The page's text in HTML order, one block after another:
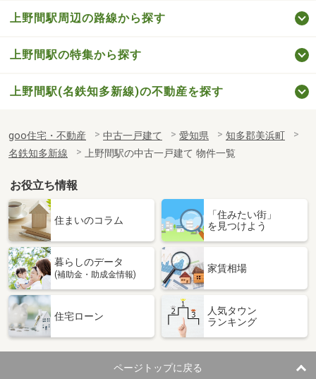
上野間駅周辺の路線から探す
上野間駅の特集から探す
上野間駅(名鉄知多新線)の不動産を探す
goo住宅・不動産 中古一戸建て 愛知県
知多郡美浜町
名鉄知多新線
上野間駅の中古一戸建て 物件一覧
お役立ち情報
住まいのコラム
「住みたい街」
を見つけよう
暮らしのデータ
(補助金・助成金情報)
家賃相場
住宅ローン
人気タウン
ランキング
ページトップに戻る